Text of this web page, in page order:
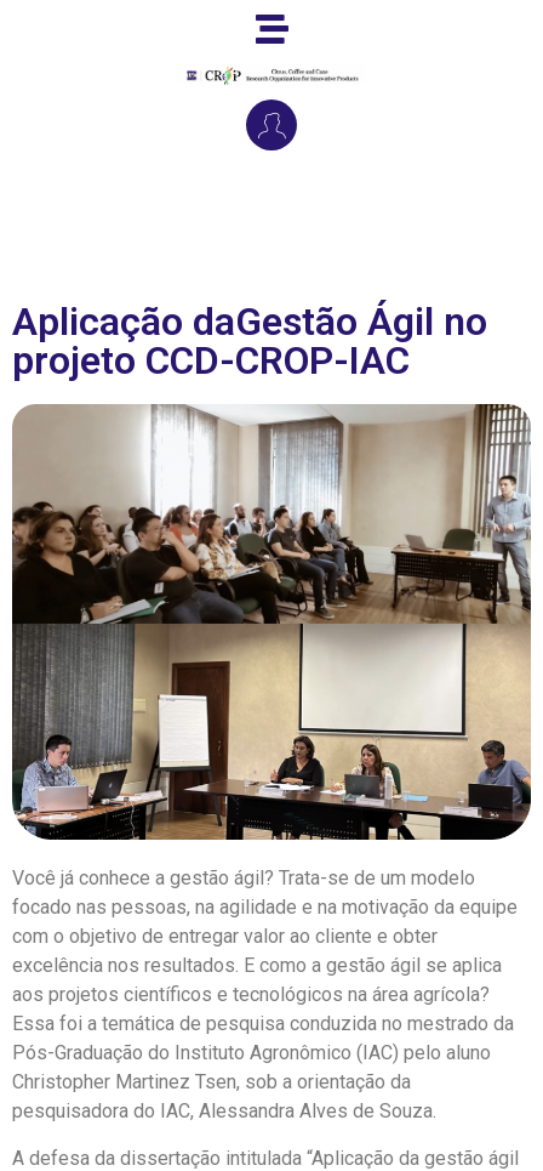
Aplicação daGestão Ágil no
projeto CCD-CROP-IAC
Você já conhece a gestão ágil? Trata-se de um modelo
focado nas pessoas, na agilidade e na motivação da equipe
com o objetivo de entregar valor ao cliente e obter
excelência nos resultados. E como a gestão ágil se aplica
aos projetos científicos e tecnológicos na área agrícola?
Essa foi a temática de pesquisa conduzida no mestrado da
Pós-Graduação do Instituto Agronômico (IAC) pelo aluno
Christopher Martinez Tsen, sob a orientação da
pesquisadora do IAC, Alessandra Alves de Souza.
A defesa da dissertação intitulada “Aplicação da gestão ágil